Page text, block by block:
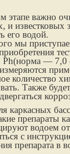
этапе важно
и известковых
его водой.
мы
Ph(норма — 7,0
количество
Также
каркасных
препараты
водоем
с
препарата в